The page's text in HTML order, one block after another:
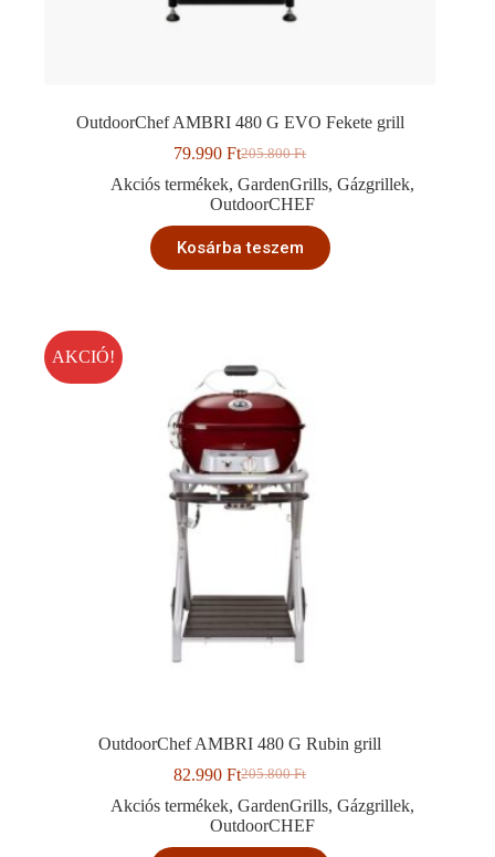
OutdoorChef AMBRI 480 G EVO Fekete grill
205.800Ft
Original
price
was:
205.800 Ft.
79.990FtCurrent
price
is:
79.990 Ft.
Akciós termékek, GardenGrills, Gázgrillek,
OutdoorCHEF
Kosárba teszem
AKCIÓ!
OutdoorChef AMBRI 480 G Rubin grill
205.800Ft
Original
price
was:
82.990FtCurrent
price
is:
Akciós termékek, GardenGrills, Gázgrillek,
OutdoorCHEF